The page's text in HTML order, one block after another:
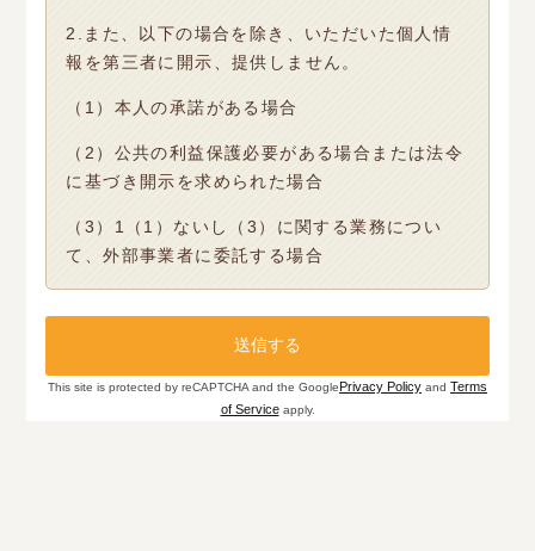
2.また、以下の場合を除き、いただいた個人情
報を第三者に開示、提供しません。
（1）本人の承諾がある場合
（2）公共の利益保護必要がある場合または法令
に基づき開示を求められた場合
（3）1（1）ないし（3）に関する業務につい
て、外部事業者に委託する場合
This site is protected by reCAPTCHA and the Google Privacy Policy and Terms
of Serviceapply.